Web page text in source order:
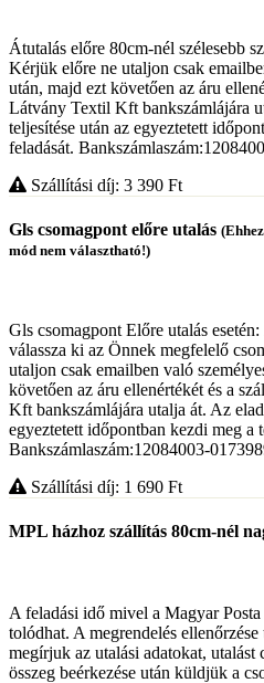
Átutalás előre 80cm-nél szélesebb
Kérjük előre ne utaljon csak
után, majd ezt követően az áru
Látvány Textil Kft bankszámlájára
teljesítése után az egyeztetett
feladását.
Szállítási díj: 3 390 Ft
Gls csomagpont előre utalás
mód nem választható!)
Gls csomagpont Előre utalás
válassza ki az Önnek megfelelő
utaljon csak emailben való
követően az áru ellenértékét és a
Kft bankszámlájára utalja át. Az
egyeztetett időpontban kezdi meg a
Bankszámlaszám:12084003-
Szállítási díj: 1 690 Ft
MPL házhoz szállítás 80cm-nél
A feladási idő mivel a Magyar
tolódhat. A megrendelés
megírjuk az utalási adatokat, utalást
összeg beérkezése után küldjük a